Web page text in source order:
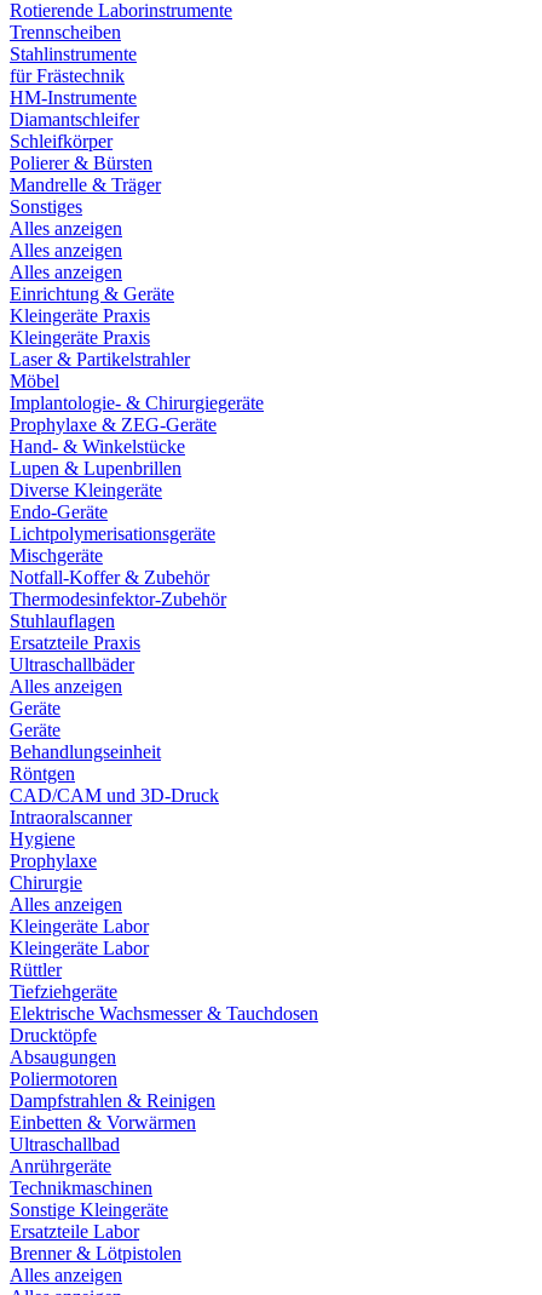
Rotierende Laborinstrumente
Trennscheiben
Stahlinstrumente
für Frästechnik
HM-Instrumente
Diamantschleifer
Schleifkörper
Polierer & Bürsten
Mandrelle & Träger
Sonstiges
Alles anzeigen
Alles anzeigen
Alles anzeigen
Einrichtung & Geräte
Kleingeräte Praxis
Kleingeräte Praxis
Laser & Partikelstrahler
Möbel
Implantologie- & Chirurgiegeräte
Prophylaxe & ZEG-Geräte
Hand- & Winkelstücke
Lupen & Lupenbrillen
Diverse Kleingeräte
Endo-Geräte
Lichtpolymerisationsgeräte
Mischgeräte
Notfall-Koffer & Zubehör
Thermodesinfektor-Zubehör
Stuhlauflagen
Ersatzteile Praxis
Ultraschallbäder
Alles anzeigen
Geräte
Geräte
Behandlungseinheit
Röntgen
CAD/CAM und 3D-Druck
Intraoralscanner
Hygiene
Prophylaxe
Chirurgie
Alles anzeigen
Kleingeräte Labor
Kleingeräte Labor
Rüttler
Tiefziehgeräte
Elektrische Wachsmesser & Tauchdosen
Drucktöpfe
Absaugungen
Poliermotoren
Dampfstrahlen & Reinigen
Einbetten & Vorwärmen
Ultraschallbad
Anrührgeräte
Technikmaschinen
Sonstige Kleingeräte
Ersatzteile Labor
Brenner & Lötpistolen
Alles anzeigen